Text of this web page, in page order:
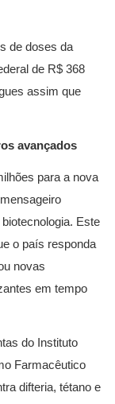
de doses da
de R$ 368
assim que
avançados
para a nova
Este
o país responda
novas
em tempo
do Instituto
Farmacêutico
difteria, tétano e